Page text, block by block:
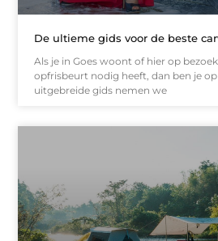
De ultieme gids voor de beste
Als je in Goes woont of hier op
opfrisbeurt nodig heeft, dan ben je
uitgebreide gids nemen we